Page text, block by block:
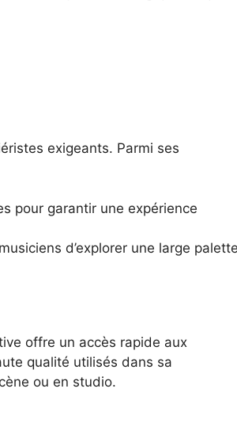
exigeants. Parmi ses
pour garantir une expérience
d’explorer une large
offre un accès rapide aux
qualité utilisés dans sa
ou en studio.